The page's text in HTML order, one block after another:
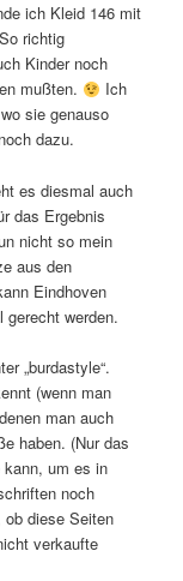
ich Kleid 146 mit
richtig
Kinder noch
mußten.
Ich
sie genauso
dazu.
es diesmal auch
das Ergebnis
nicht so mein
aus den
Eindhoven
gerecht werden.
„burdastyle“.
(wenn man
man auch
haben. (Nur das
kann, um es in
noch
ob diese Seiten
verkaufte